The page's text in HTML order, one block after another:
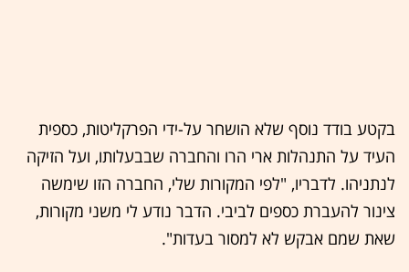
בקטע בודד נוסף שלא הושחר על-ידי הפרקליטות, כספית
העיד על התנהלות ארי הרו והחברה שבבעלותו, ועל הזיקה
לנתניהו. לדבריו, "לפי המקורות שלי, החברה הזו שימשה
צינור להעברת כספים לביבי. הדבר נודע לי משני מקורות,
שאת שמם אבקש לא למסור בעדות".